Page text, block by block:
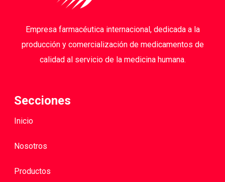
Empresa farmacéutica internacional, dedicada a la
producción y comercialización de medicamentos de
calidad al servicio de la medicina humana.
Secciones
Inicio
Nosotros
Productos